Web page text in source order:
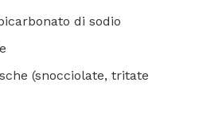
di sodio
(snocciolate, tritate